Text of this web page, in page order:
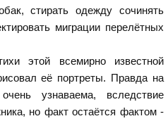
стирать одежду сочинять
миграции перелётных
этой всемирно известной
её портреты. Правда на
узнаваема, вследствие
но факт остаётся фактом -